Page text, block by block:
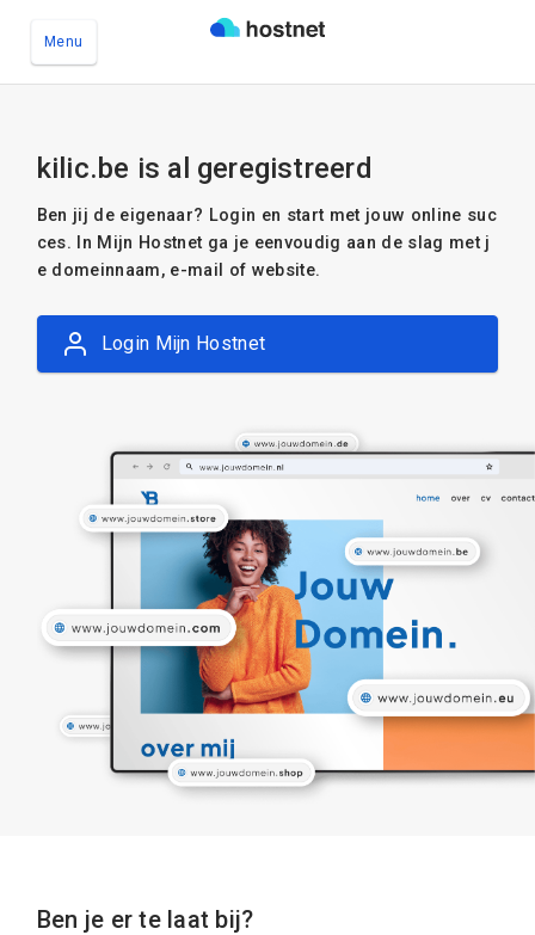
Menu
kilic.be is al geregistreerd
Ben jij de eigenaar? Login en start met jouw online suc
ces. In Mijn Hostnet ga je eenvoudig aan de slag met j
e domeinnaam, e-mail of website.
Login Mijn Hostnet
Ben je er te laat bij?